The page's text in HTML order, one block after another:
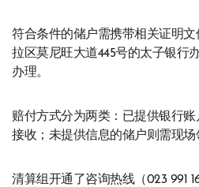
符合条件的储户需携带相关证明
拉区莫尼旺大道445号的太子银行办
办理。
赔付方式分为两类：已提供银行
接收；未提供信息的储户则需现场
清算组开通了咨询热线（023 991